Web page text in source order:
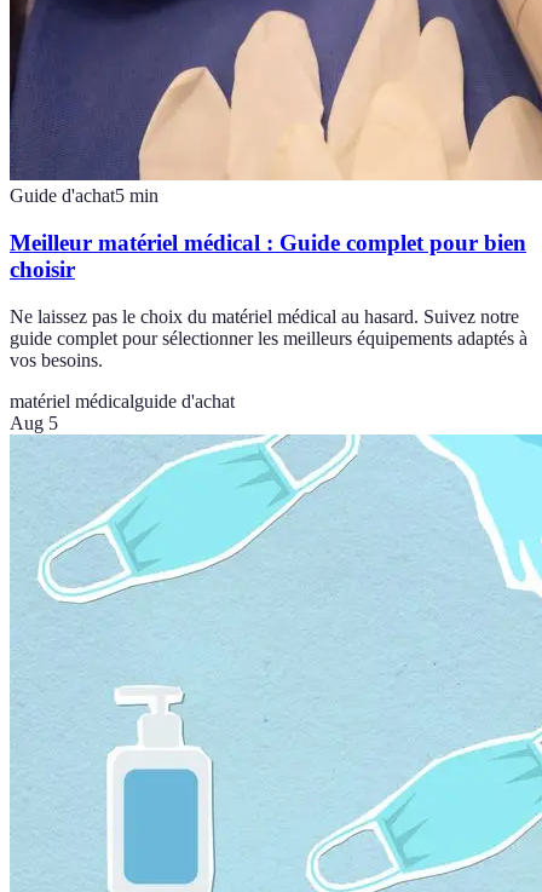
Guide d'achat5 min
Meilleur matériel médical : Guide complet pour bien
choisir
Ne laissez pas le choix du matériel médical au hasard. Suivez notre
guide complet pour sélectionner les meilleurs équipements adaptés à
vos besoins.
matériel médicalguide d'achat
Aug 5